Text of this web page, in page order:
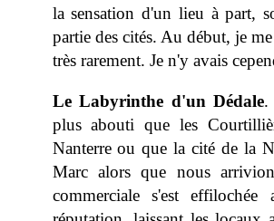
la sensation d'un lieu à part,
partie des cités. Au début, je
très rarement. Je n'y avais
Le Labyrinthe d'un Dédale.
plus abouti que les
Nanterre ou que la cité de la
Marc alors que nous
commerciale s'est